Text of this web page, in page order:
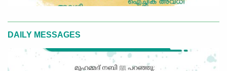
DAILY MESSAGES